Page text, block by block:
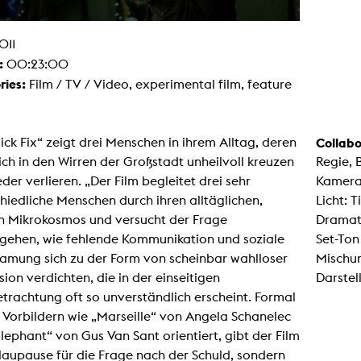
00:23:00
Film / TV / Video, experimental film, feature
Fix“ zeigt drei Menschen in ihrem Alltag, deren
in den Wirren der Großstadt unheilvoll kreuzen
verlieren. „Der Film begleitet drei sehr
Menschen durch ihren alltäglichen,
Mikrokosmos und versucht der Frage
wie fehlende Kommunikation und soziale
sich zu der Form von scheinbar wahlloser
verdichten, die in der einseitigen
oft so unverständlich erscheint. Formal
wie „Marseille“ von Angela Schanelec
von Gus Van Sant orientiert, gibt der Film
für die Frage nach der Schuld, sondern
Regie,
Licht:
Set-
/ Sculpture
Storytelling
Performance
Art / Global South
Studies
Context of Media
+ Facilities
studio
room
technology
studios
lab
lab
Studio
suite
studio